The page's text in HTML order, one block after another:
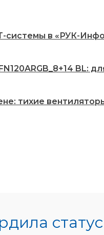
системы в «РУК-
BL:
тихие